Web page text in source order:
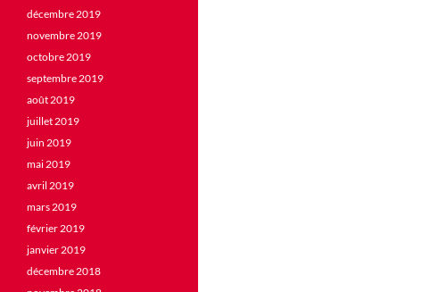
décembre 2019
novembre 2019
octobre 2019
septembre 2019
août 2019
juillet 2019
juin 2019
mai 2019
avril 2019
mars 2019
février 2019
janvier 2019
décembre 2018